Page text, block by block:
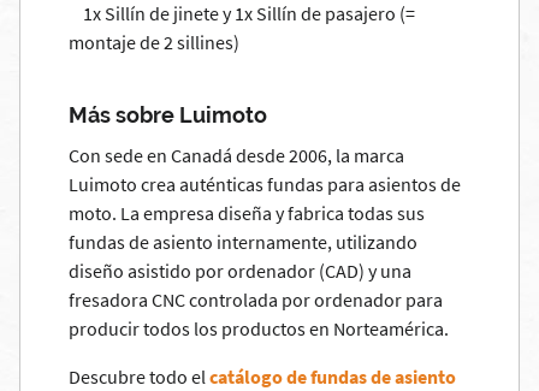
1x Sillín de jinete y 1x Sillín de pasajero (=
montaje de 2 sillines)
Más sobre Luimoto
Con sede en Canadá desde 2006, la marca
Luimoto crea auténticas fundas para asientos de
moto. La empresa diseña y fabrica todas sus
fundas de asiento internamente, utilizando
diseño asistido por ordenador (CAD) y una
fresadora CNC controlada por ordenador para
producir todos los productos en Norteamérica.
Descubre todo elcatálogo de fundas de asiento